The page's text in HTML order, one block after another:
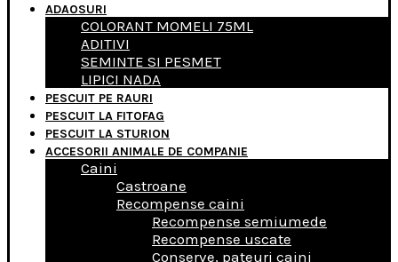
ADAOSURI
COLORANT MOMELI 75ML
ADITIVI
SEMINTE SI PESMET
LIPICI NADA
PESCUIT PE RAURI
PESCUIT LA FITOFAG
PESCUIT LA STURION
ACCESORII ANIMALE DE COMPANIE
Caini
Castroane
Recompense caini
Recompense semiumede
Recompense uscate
Conserve, pateuri caini